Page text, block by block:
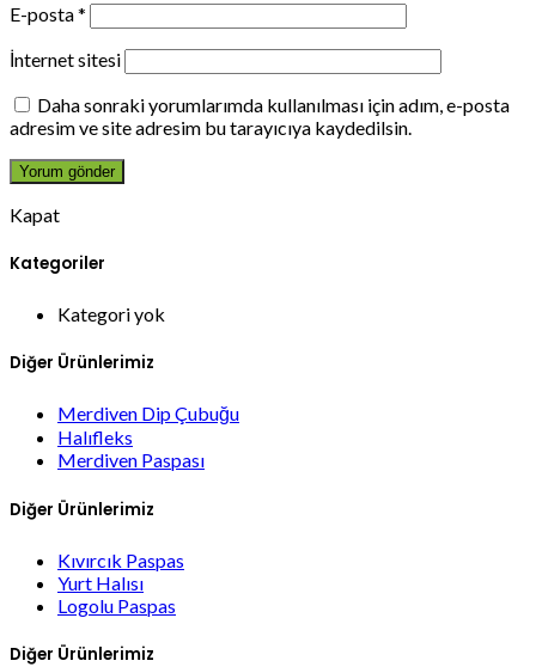
E-posta*
İnternet sitesi
Daha sonraki yorumlarımda kullanılması için adım, e-posta
adresim ve site adresim bu tarayıcıya kaydedilsin.
Kapat
Kategoriler
Kategori yok
Diğer Ürünlerimiz
Merdiven Dip Çubuğu
Halıfleks
Merdiven Paspası
Diğer Ürünlerimiz
Kıvırcık Paspas
Yurt Halısı
Logolu Paspas
Diğer Ürünlerimiz